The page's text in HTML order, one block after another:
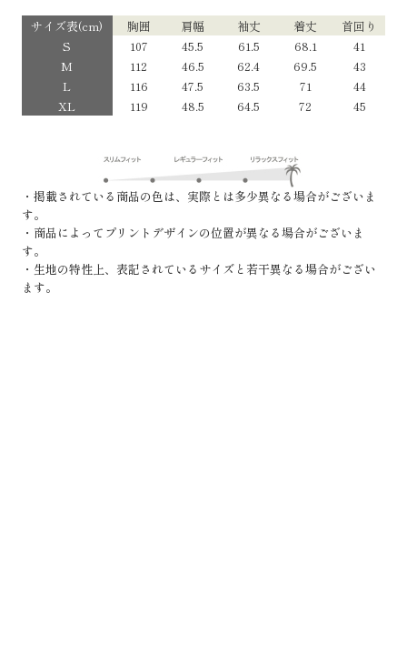
サイズ表(cm) 胸囲 肩幅 袖丈 着丈
首回り
S
107 45.5 61.5 68.1
41
M
112 46.5 62.4 69.5
43
L
116 47.5 63.5 71
44
XL
119 48.5 64.5 72 45
・掲載されている商品の色は、実際とは多少異なる場合がございま
す。
・商品によってプリントデザインの位置が異なる場合がございま
す。
・生地の特性上、表記されているサイズと若干異なる場合がござい
ます。